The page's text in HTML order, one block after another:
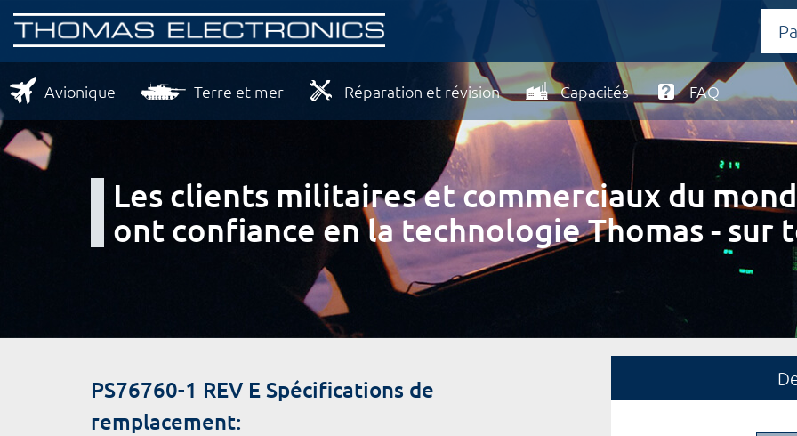
Avionique Terre et mer Réparation et révision Capacités FAQ
Les clients militaires et commerciaux du
ont confiance en la technologie Thomas - sur
PS76760-1 REV E Spécifications de
remplacement: